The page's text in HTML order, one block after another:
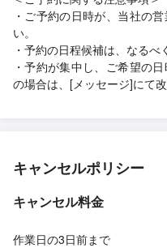
・ご予約の日時が、当社の
い。
・予約の日程候補は、なるべ
・予約が集中し、ご希望の
の場合は、[メッセージ]にて
キャンセルポリシー
キャンセル料金
作業日の3日前まで